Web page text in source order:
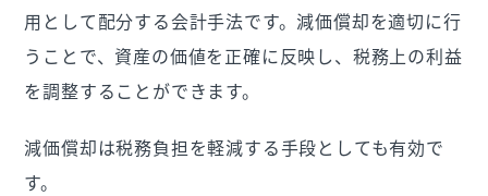
用として配分する会計手法です。減価償却を適切に行
うことで、資産の価値を正確に反映し、税務上の利益
を調整することができます。
減価償却は税務負担を軽減する手段としても有効で
す。